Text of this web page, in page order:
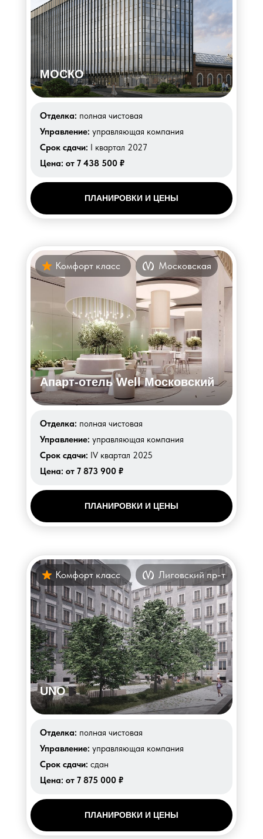
UNO
Комфорт класс
Цена: от 7 875 000 ₽
Срок сдачи: сдан
Управление: управляющая компания
Отделка: полная чистовая
Лиговский пр-т
ПЛАНИРОВКИ И ЦЕНЫ
Апарт-отель Well Московский
Комфорт класс
Цена: от 7 873 900 ₽
Срок сдачи: IV квартал 2025
Управление: управляющая компания
Отделка: полная чистовая
Московская
ПЛАНИРОВКИ И ЦЕНЫ
МОСКО
Цена: от 7 438 500 ₽
Срок сдачи: I квартал 2027
Управление: управляющая компания
Отделка: полная чистовая
ПЛАНИРОВКИ И ЦЕНЫ